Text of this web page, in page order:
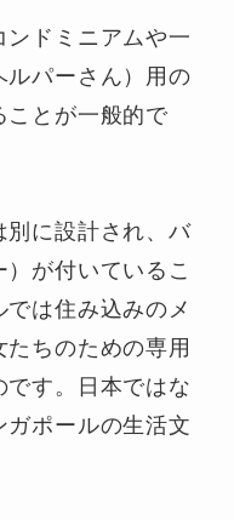
ンドミニアムや一
ルパーさん）用の
ことが一般的で
別に設計され、バ
が付いているこ
は住み込みのメ
ちのための専用
です。日本ではな
ガポールの生活文